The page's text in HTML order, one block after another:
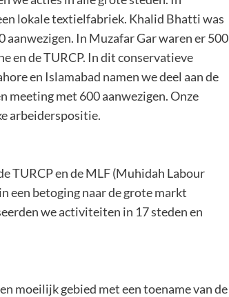
lokale textielfabriek. Khalid Bhatti was
aanwezigen. In Muzafar Gar waren er 500
en de TURCP. In dit conservatieve
en Islamabad namen we deel aan de
meeting met 600 aanwezigen. Onze
arbeiderspositie.
TURCP en de MLF (Muhidah Labour
een betoging naar de grote markt
we activiteiten in 17 steden en
moeilijk gebied met een toename van de